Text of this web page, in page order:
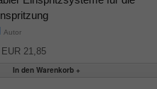
Autor
21,85